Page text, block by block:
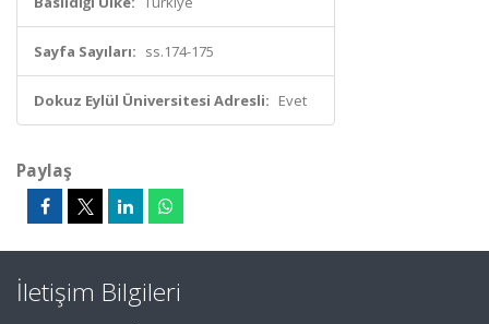
Sayfa Sayıları: ss.174-175
Dokuz Eylül Üniversitesi Adresli: Evet
Paylaş
İletişim Bilgileri